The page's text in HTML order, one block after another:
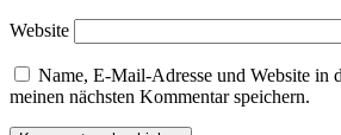
Website
Name, E-Mail-Adresse und Website in
meinen nächsten Kommentar speichern.